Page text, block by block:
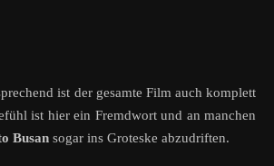
ist der gesamte Film auch komplett
ist hier ein Fremdwort und an manchen
Busan sogar ins Groteske abzudriften.